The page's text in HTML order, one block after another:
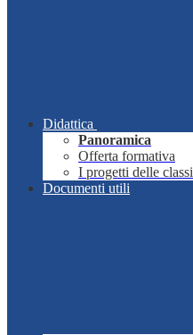
Didattica
Panoramica
Offerta formativa
I progetti delle classi
Documenti utili